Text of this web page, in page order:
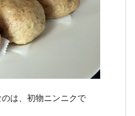
は、初物ニンニクで